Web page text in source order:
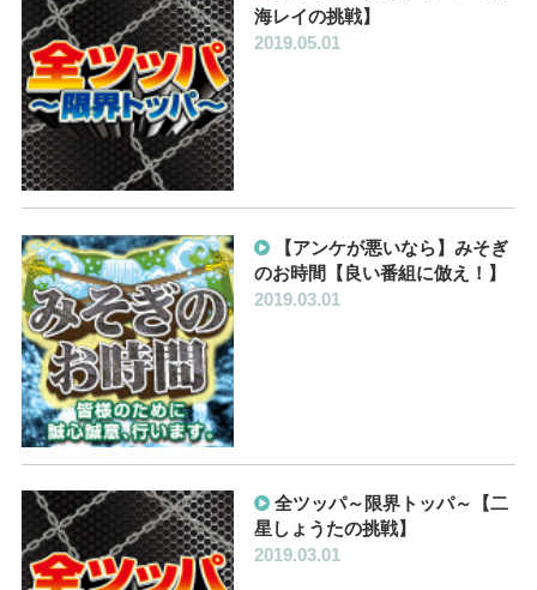
海レイの挑戦】
2019.05.01
【アンケが悪いなら】みそぎ
のお時間【良い番組に倣え！】
2019.03.01
全ツッパ～限界トッパ～【二
星しょうたの挑戦】
2019.03.01